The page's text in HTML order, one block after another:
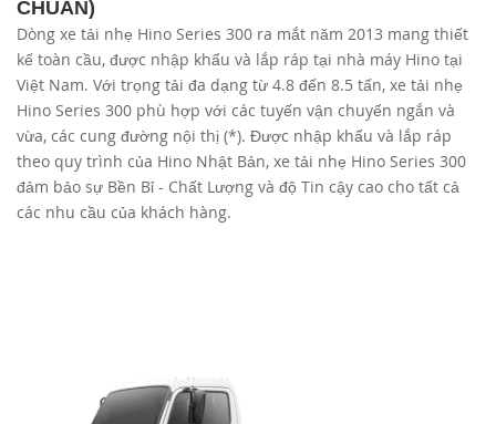
TUYỂN DỤNG
CHUẨN)
Dòng xe tải nhẹ Hino Series 300 ra mắt năm 2013 mang thiết
kế toàn cầu, được nhập khẩu và lắp ráp tại nhà máy Hino tại
Việt Nam. Với trọng tải đa dạng từ 4.8 đến 8.5 tấn, xe tải nhẹ
Hino Series 300 phù hợp với các tuyến vận chuyển ngắn và
vừa, các cung đường nội thị (*). Được nhập khẩu và lắp ráp
theo quy trình của Hino Nhật Bản, xe tải nhẹ Hino Series 300
đảm bảo sự Bền Bỉ - Chất Lượng và độ Tin cậy cao cho tất cả
các nhu cầu của khách hàng.